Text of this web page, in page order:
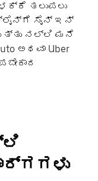
ತಲುಪಲು
ಸೈನ್ ಇನ್
ನಲ್ಲಿ ಮನೆ
ಅಥವಾ Uber